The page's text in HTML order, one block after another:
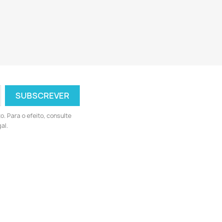
Para o efeito, consulte